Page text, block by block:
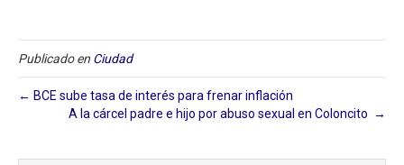
Publicado en Ciudad
← BCE sube tasa de interés para frenar inflación
A la cárcel padre e hijo por abuso sexual en Coloncito ⁣ →